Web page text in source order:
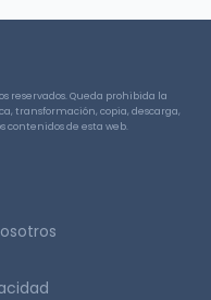
reservados. Queda prohibida la
transformación, copia, descarga,
contenidos de esta web.